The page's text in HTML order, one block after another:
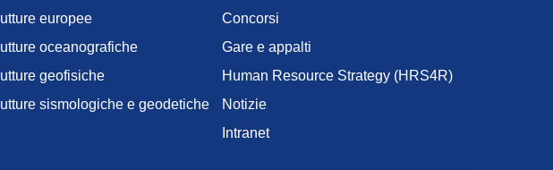
europee
oceanografiche
geofisiche
sismologiche e geodetiche
Concorsi
Gare e appalti
Human Resource Strategy (HRS4R)
Notizie
Intranet